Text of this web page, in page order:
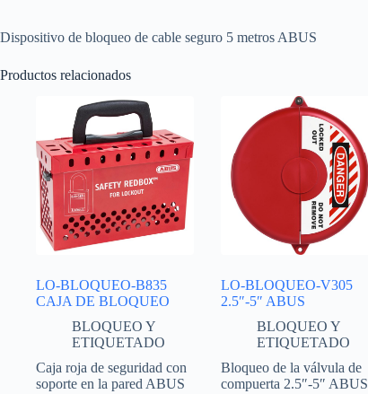
Dispositivo de bloqueo de cable seguro 5 metros ABUS
Productos relacionados
LO-BLOQUEO-B835
CAJA DE BLOQUEO
BLOQUEO Y
ETIQUETADO
Caja roja de seguridad con
soporte en la pared ABUS
LO-BLOQUEO-V305
2.5″-5″ ABUS
BLOQUEO Y
ETIQUETADO
Bloqueo de la válvula de
compuerta 2.5″-5″ ABUS